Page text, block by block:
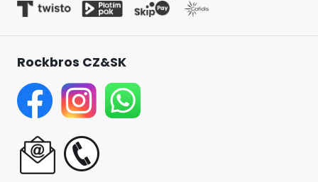
Rockbros CZ&SK